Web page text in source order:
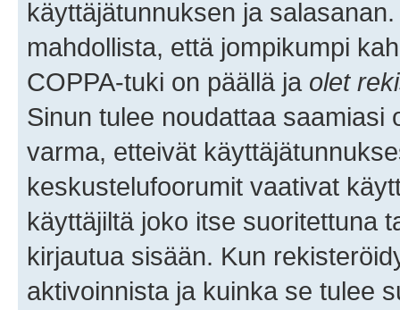
käyttäjätunnuksen ja
mahdollista, että jompikumpi
COPPA-tuki on päällä ja olet
Sinun tulee noudattaa saamiasi
varma, etteivät
keskustelufoorumit vaativat
käyttäjiltä joko itse suoritettuna
kirjautua sisään. Kun
aktivoinnista ja kuinka se tulee